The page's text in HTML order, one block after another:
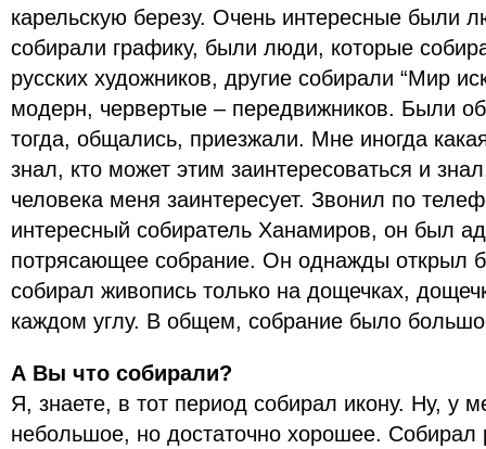
карельскую березу. Очень интересные были
собирали графику, были люди, которые
русских художников, другие собирали “Мир
модерн, червертые – передвижников. Были
тогда, общались, приезжали. Мне иногда
знал, кто может этим заинтересоваться и
человека меня заинтересует. Звонил по
интересный собиратель Ханамиров, он был
потрясающее собрание. Он однажды открыл
собирал живопись только на дощечках,
каждом углу. В общем, собрание было
А Вы что собирали?
Я, знаете, в тот период собирал икону. Ну, у
небольшое, но достаточно хорошее. Собирал